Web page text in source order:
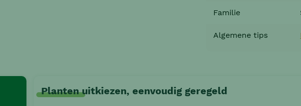
Familie
Algemene tips
Planten uitkiezen, eenvoudig geregeld